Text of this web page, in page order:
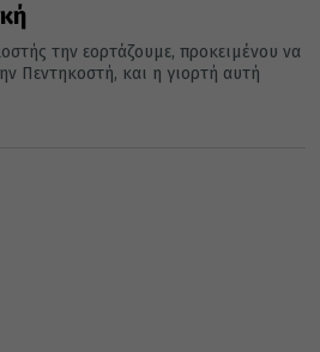
την εορτάζουμε, προκειμένου να
Πεντηκοστή, και η γιορτή αυτή